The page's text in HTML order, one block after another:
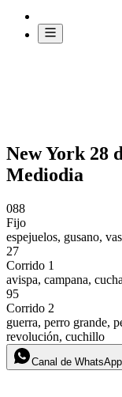
New York 28
Mediodia
088
Fijo
espejuelos, gusano,
27
Corrido 1
avispa, campana,
95
Corrido 2
guerra, perro grande,
revolución, cuchillo
Canal de WhatsApp